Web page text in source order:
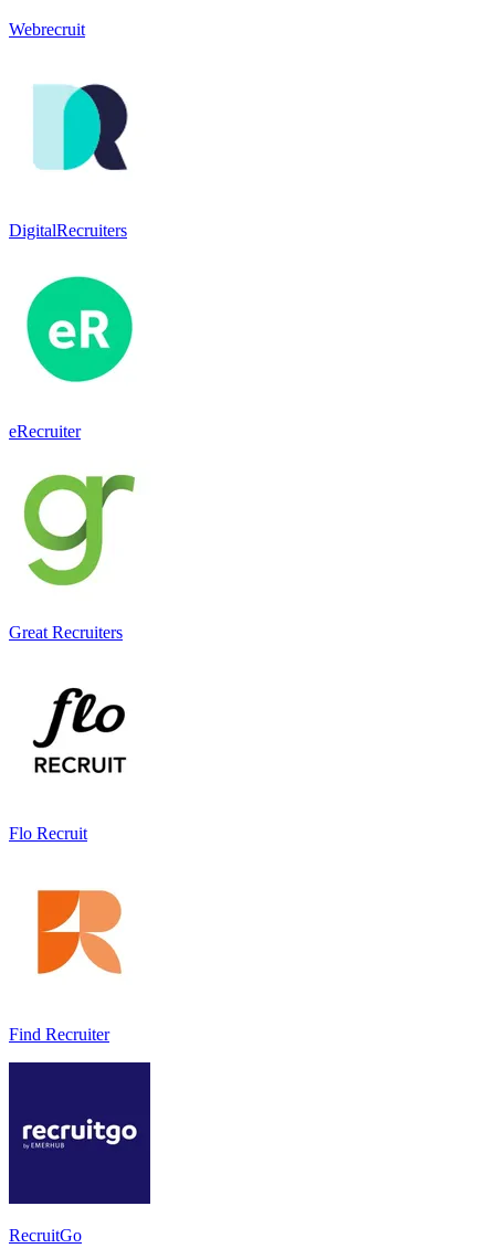
Webrecruit
DigitalRecruiters
eRecruiter
Great Recruiters
Flo Recruit
Find Recruiter
RecruitGo